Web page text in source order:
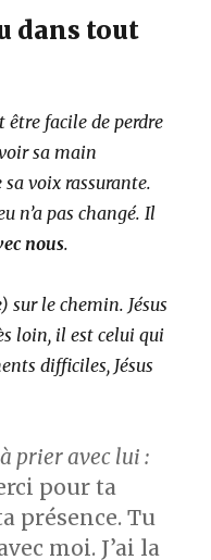
dans tout
être facile de perdre
sa main
voix rassurante.
n’a pas changé. Il
nous.
sur le chemin. Jésus
loin, il est celui qui
difficiles, Jésus
prier avec lui :
pour ta
présence. Tu
moi. J’ai la